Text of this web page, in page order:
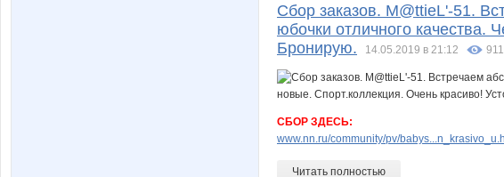
Сбор заказов. M@ttieL'-51.
юбочки отличного качества.
Бронирую.
14.05.2019 в 21:12 911
СБОР ЗДЕСЬ:
www.nn.ru/community/pv/
Читать полностью